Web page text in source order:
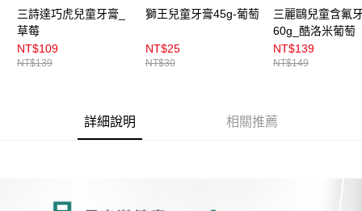
付款後門市自取
每筆NT$100，滿NT$399(含以上)免運費
三詩達巧虎兒童牙膏_
草莓
NT$109
NT$139
獅王兒童牙膏45g-葡萄
NT$25
NT$30
三麗鷗兒童含氟
60g_酷洛米葡萄
NT$139
NT$149
詳細說明 相關推薦